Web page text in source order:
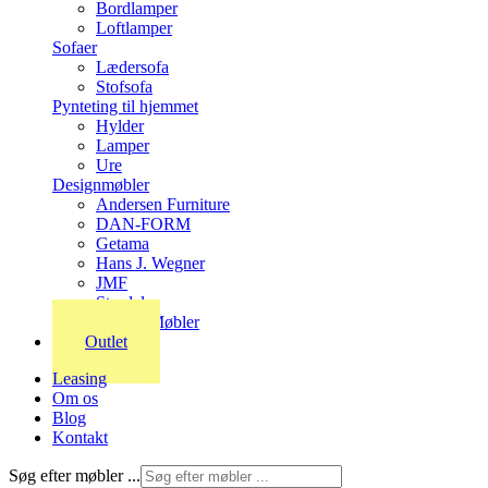
Bordlamper
Loftlamper
Sofaer
Lædersofa
Stofsofa
Pynteting til hjemmet
Hylder
Lamper
Ure
Designmøbler
Andersen Furniture
DAN-FORM
Getama
Hans J. Wegner
JMF
Stordal
Stouby Møbler
Outlet
Leasing
Om os
Blog
Kontakt
Søg efter møbler ...